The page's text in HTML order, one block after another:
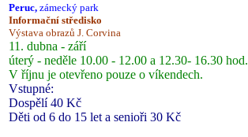
Peruc, zámecký park
Informační středisko
Výstava obrazů J. Corvina
11. dubna - září
úterý - neděle 10.00 - 12.00 a 12.30- 16.30 hod.
V říjnu je otevřeno pouze o víkendech.
Vstupné:
Dospělí 40 Kč
Děti od 6 do 15 let a senioři 30 Kč